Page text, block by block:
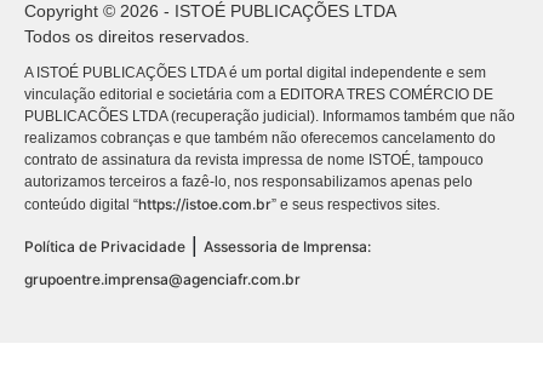
Copyright © 2026 - ISTOÉ PUBLICAÇÕES LTDA
Todos os direitos reservados.
A ISTOÉ PUBLICAÇÕES LTDA é um portal digital independente e sem
vinculação editorial e societária com a EDITORA TRES COMÉRCIO DE
PUBLICACÕES LTDA (recuperação judicial). Informamos também que não
realizamos cobranças e que também não oferecemos cancelamento do
contrato de assinatura da revista impressa de nome ISTOÉ, tampouco
autorizamos terceiros a fazê-lo, nos responsabilizamos apenas pelo
conteúdo digital “https://istoe.com.br” e seus respectivos sites.
Política de Privacidade
Assessoria de Imprensa:
grupoentre.imprensa@agenciafr.com.br